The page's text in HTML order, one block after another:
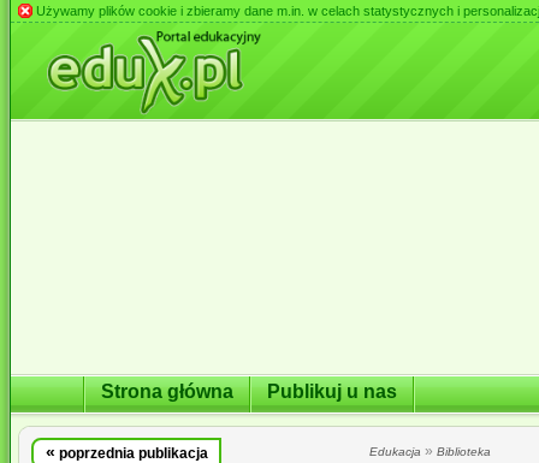
Używamy plików cookie i zbieramy dane m.in. w celach statystycznych i
Strona główna Publikuj u nas
« poprzednia publikacja Edukacja » Biblioteka